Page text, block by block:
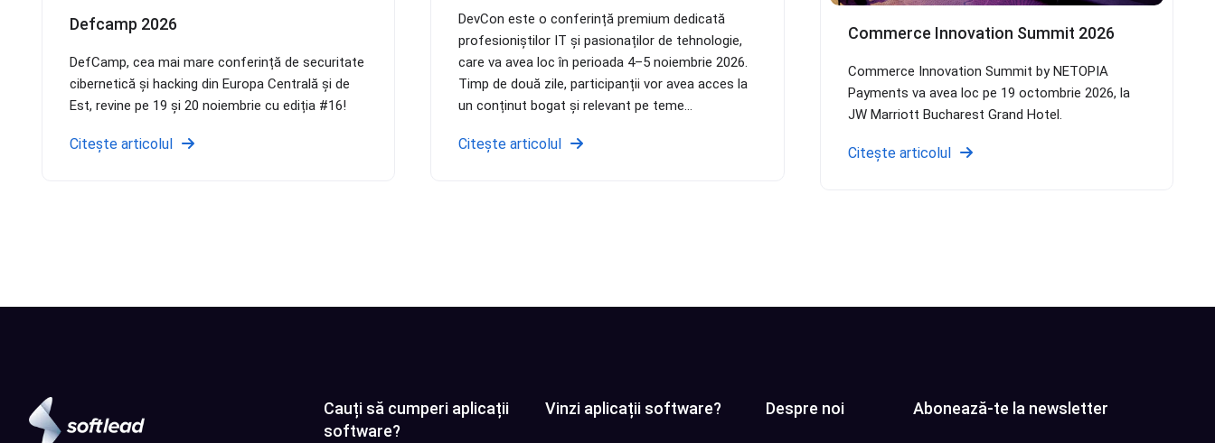
Defcamp 2026
DefCamp, cea mai mare conferință de securitate
cibernetică și hacking din Europa Centrală și de
Est, revine pe 19 și 20 noiembrie cu ediția #16!
Citește articolul
DevCon este o conferință premium dedicată
profesioniștilor IT și pasionaților de tehnologie,
care va avea loc în perioada 4–5 noiembrie 2026.
Timp de două zile, participanții vor avea acces la
un conținut bogat și relevant pe teme...
Citește articolul
Commerce Innovation Summit 2026
Commerce Innovation Summit by NETOPIA
Payments va avea loc pe 19 octombrie 2026, la
JW Marriott Bucharest Grand Hotel.
Citește articolul
Cauți să cumperi aplicații
software?
Vinzi aplicații software? Despre noi Abonează-te la newsletter